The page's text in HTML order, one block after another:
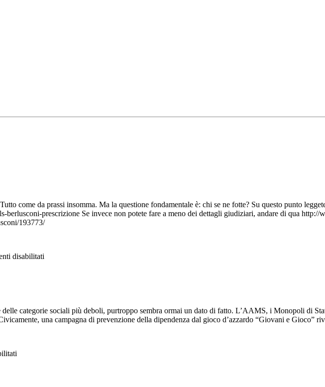
come da prassi insomma. Ma la questione fondamentale è: chi se ne fotte? Su questo punto
berlusconi-prescrizione Se invece non potete fare a meno dei dettagli giudiziari, andare di qua
193773/
disabilitati
delle categorie sociali più deboli, purtroppo sembra ormai un dato di fatto. L’AAMS, i Monopoli di
una campagna di prevenzione della dipendenza dal gioco d’azzardo “Giovani e Gioco”